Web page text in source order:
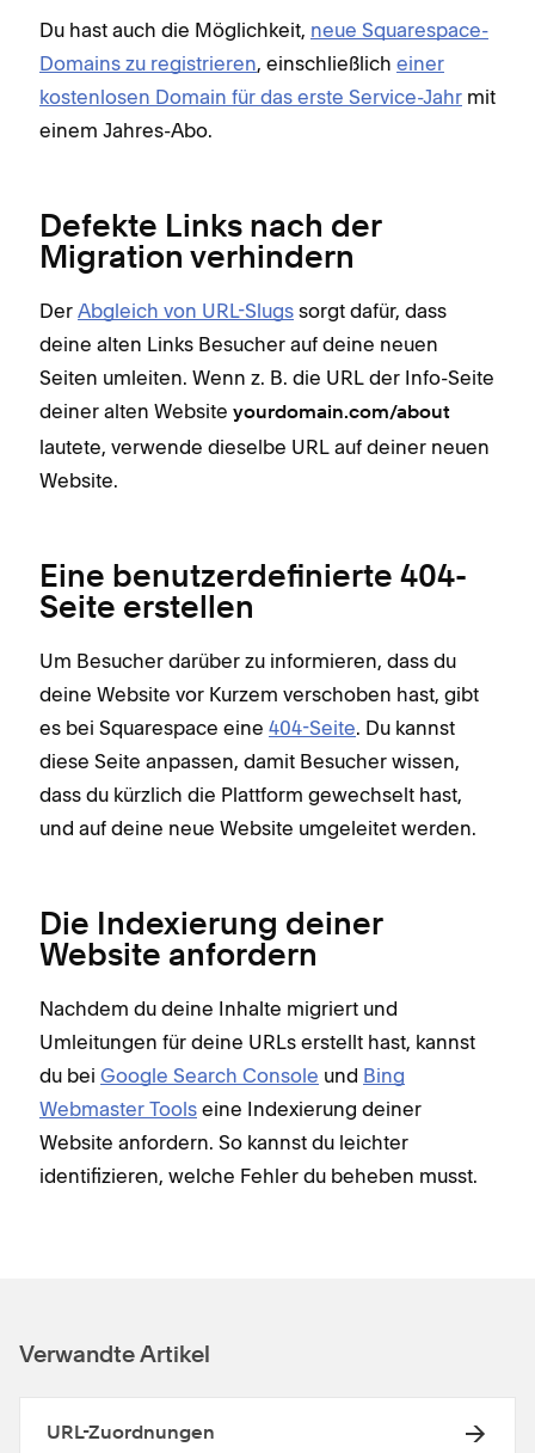
Du hast auch die Möglichkeit, neue Squarespace-
Domains zu registrieren, einschließlich einer
kostenlosen Domain für das erste Service-Jahr mit
einem Jahres-Abo.
Defekte Links nach der
Migration verhindern
Der Abgleich von URL-Slugs sorgt dafür, dass
deine alten Links Besucher auf deine neuen
Seiten umleiten. Wenn z. B. die URL der Info-Seite
deiner alten Website yourdomain.com/about
lautete, verwende dieselbe URL auf deiner neuen
Website.
Eine benutzerdefinierte 404-
Seite erstellen
Um Besucher darüber zu informieren, dass du
deine Website vor Kurzem verschoben hast, gibt
es bei Squarespace eine 404-Seite. Du kannst
diese Seite anpassen, damit Besucher wissen,
dass du kürzlich die Plattform gewechselt hast,
und auf deine neue Website umgeleitet werden.
Die Indexierung deiner
Website anfordern
Nachdem du deine Inhalte migriert und
Umleitungen für deine URLs erstellt hast, kannst
du bei Google Search Console und Bing
Webmaster Tools eine Indexierung deiner
Website anfordern. So kannst du leichter
identifizieren, welche Fehler du beheben musst.
Verwandte Artikel
URL-Zuordnungen